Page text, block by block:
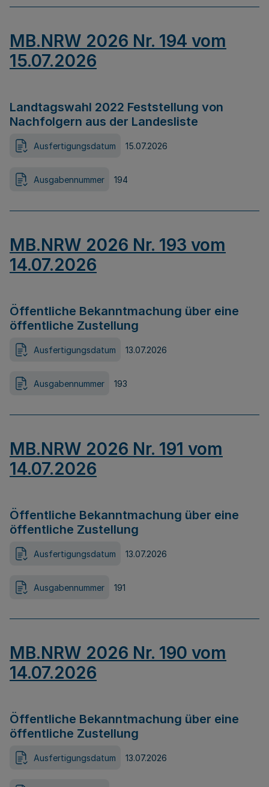
MB.NRW 2026 Nr. 194 vom
15.07.2026
Landtagswahl 2022 Feststellung von
Nachfolgern aus der Landesliste
Ausfertigungsdatum 15.07.2026
Ausgabennummer 194
MB.NRW 2026 Nr. 193 vom
14.07.2026
Öffentliche Bekanntmachung über eine
öffentliche Zustellung
Ausfertigungsdatum 13.07.2026
Ausgabennummer 193
MB.NRW 2026 Nr. 191 vom
14.07.2026
Öffentliche Bekanntmachung über eine
öffentliche Zustellung
Ausfertigungsdatum 13.07.2026
Ausgabennummer 191
MB.NRW 2026 Nr. 190 vom
14.07.2026
Öffentliche Bekanntmachung über eine
öffentliche Zustellung
Ausfertigungsdatum 13.07.2026